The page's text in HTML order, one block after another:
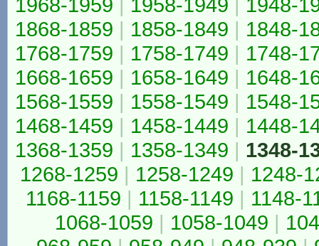
1868-1859 | 1858-1849 | 1848-
1768-1759 | 1758-1749 | 1748-
1668-1659 | 1658-1649 | 1648-
1568-1559 | 1558-1549 | 1548-
1468-1459 | 1458-1449 | 1448-
1368-1359 | 1358-1349 | 1348-
1268-1259 | 1258-1249 | 1248-
1168-1159 | 1158-1149 | 1148-
1068-1059 | 1058-1049 |